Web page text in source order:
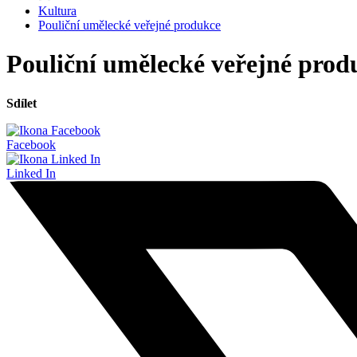
Kultura
Pouliční umělecké veřejné produkce
Pouliční umělecké veřejné
Sdílet
Facebook
Linked In